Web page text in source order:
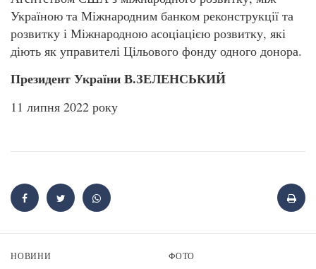
Україною та Міжнародним банком реконструкції та
розвитку і Міжнародною асоціацією розвитку, які
діють як управителі Цільового фонду одного донора.
Президент України В.ЗЕЛЕНСЬКИЙ
11 липня 2022 року
НОВИНИ ФОТО